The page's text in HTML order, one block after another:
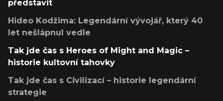
představit
Hideo Kodžima: Legendární vývojář, který 40
let nešlápnul vedle
Tak jde čas s Heroes of Might and Magic –
historie kultovní tahovky
Tak jde čas s Civilizací – historie legendární
strategie